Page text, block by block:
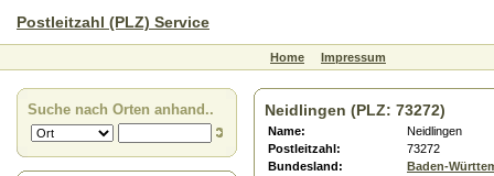
Postleitzahl (PLZ) Service
Home Impressum
Suche nach Orten anhand.. Neidlingen (PLZ: 73272)
Name:
Neidlingen
Postleitzahl:
73272
Bundesland:
Baden-